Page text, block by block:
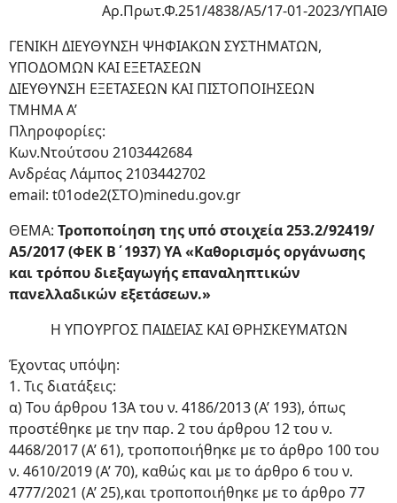
Αρ.Πρωτ.Φ.251/4838/Α5/17-01-2023/ΥΠΑΙΘ
ΓΕΝΙΚΗ ΔΙΕΥΘΥΝΣΗ ΨΗΦΙΑΚΩΝ ΣΥΣΤΗΜΑΤΩΝ,
ΥΠΟΔΟΜΩΝ ΚΑΙ ΕΞΕΤΑΣΕΩΝ
ΔΙΕΥΘΥΝΣΗ ΕΞΕΤΑΣΕΩΝ ΚΑΙ ΠΙΣΤΟΠΟΙΗΣΕΩΝ
ΤΜΗΜΑ Α’
Πληροφορίες:
Κων.Ντούτσου 2103442684
Ανδρέας Λάμπος 2103442702
email: t01ode2(ΣΤΟ)minedu.gov.gr
ΘΕΜΑ: Τροποποίηση της υπό στοιχεία 253.2/92419/
Α5/2017 (ΦΕΚ Β΄1937) ΥΑ «Καθορισμός οργάνωσης
και τρόπου διεξαγωγής επαναληπτικών
πανελλαδικών εξετάσεων.»
Η ΥΠΟΥΡΓΟΣ ΠΑΙΔΕΙΑΣ ΚΑΙ ΘΡΗΣΚΕΥΜΑΤΩΝ
Έχοντας υπόψη:
1. Τις διατάξεις:
α) Του άρθρου 13Α του ν. 4186/2013 (Α’ 193), όπως
προστέθηκε με την παρ. 2 του άρθρου 12 του ν.
4468/2017 (Α’ 61), τροποποιήθηκε με το άρθρο 100 του
ν. 4610/2019 (Α’ 70), καθώς και με το άρθρο 6 του ν.
4777/2021 (Α’ 25),και τροποποιήθηκε με το άρθρο 77